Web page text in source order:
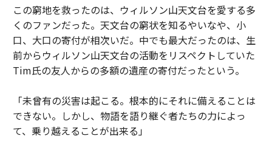
この窮地を救ったのは、ウィルソン山天文台を愛する多
くのファンだった。天文台の窮状を知るやいなや、小
口、大口の寄付が相次いだ。中でも最大だったのは、生
前からウィルソン山天文台の活動をリスペクトしていた
Tim氏の友人からの多額の遺産の寄付だったという。
「未曾有の災害は起こる。根本的にそれに備えることは
できない。しかし、物語を語り継ぐ者たちの力によっ
て、乗り越えることが出来る」